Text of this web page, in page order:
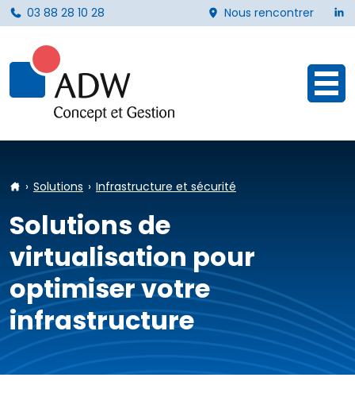
03 88 28 10 28 Nous rencontrer
Accueil
Solutions Infrastructure et sécurité
Solutions de
virtualisation pour
optimiser votre
infrastructure